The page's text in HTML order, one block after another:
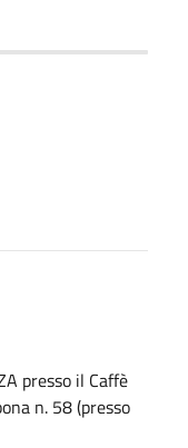
presso il Caffè
n. 58 (presso